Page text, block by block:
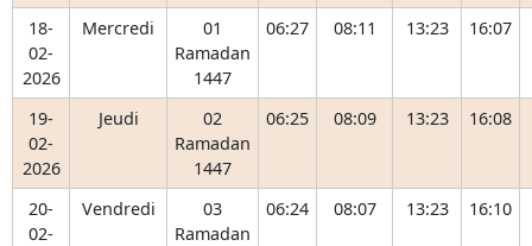
18-
02-
2026
Mercredi
01
Ramadan
1447
06:27 08:11 13:23 16:07
19-
02-
2026
Jeudi
02
Ramadan
1447
06:25 08:09 13:23 16:08
20-
02-
Vendredi
03
Ramadan
06:24 08:07 13:23 16:10